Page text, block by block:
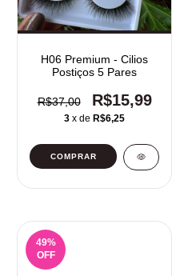
H06 Premium - Cilios
Postiços 5 Pares
R$37,00 R$15,99
3 x de R$6,25
49%
OFF